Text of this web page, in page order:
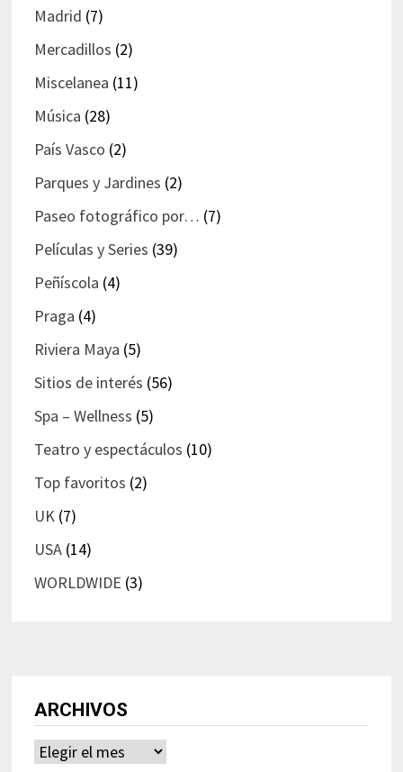
Madrid (7)
Mercadillos (2)
Miscelanea (11)
Música (28)
País Vasco (2)
Parques y Jardines (2)
Paseo fotográfico por… (7)
Películas y Series (39)
Peñíscola (4)
Praga (4)
Riviera Maya (5)
Sitios de interés (56)
Spa – Wellness (5)
Teatro y espectáculos (10)
Top favoritos (2)
UK(7)
USA(14)
WORLDWIDE (3)
ARCHIVOS
Archivos